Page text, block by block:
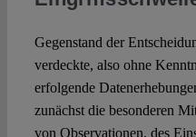
Gegenstand der
verdeckte, also ohne
erfolgende
zunächst die besonderen
von Observationen, des